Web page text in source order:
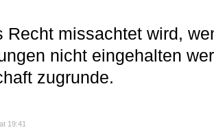
Recht missachtet wird,
nicht eingehalten
zugrunde.
at 19:41